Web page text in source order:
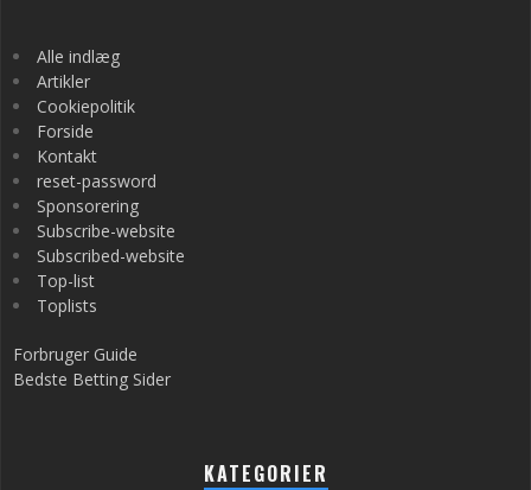
Alle indlæg
Artikler
Cookiepolitik
Forside
Kontakt
reset-password
Sponsorering
Subscribe-website
Subscribed-website
Top-list
Toplists
Forbruger Guide
Bedste Betting Sider
KATEGORIER